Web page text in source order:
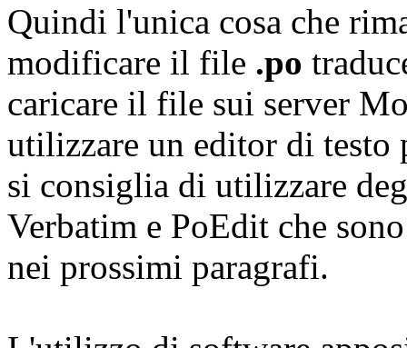
Quindi l'unica cosa che
modificare il file .po
caricare il file sui server
utilizzare un editor di testo
si consiglia di utilizzare
Verbatim e PoEdit che
nei prossimi paragrafi.